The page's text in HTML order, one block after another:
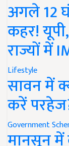
अगले 12
कहर!
राज्यों में
Lifestyle
सावन में
करें
Government
मानसून